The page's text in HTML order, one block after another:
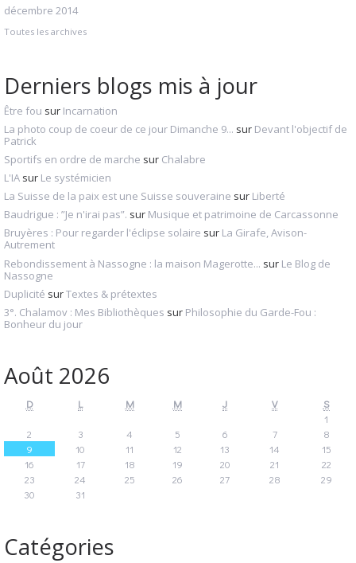
décembre 2014
Toutes les archives
Derniers blogs mis à jour
Être fou sur Incarnation
La photo coup de coeur de ce jour Dimanche 9... sur Devant l'objectif de
Patrick
Sportifs en ordre de marche sur Chalabre
L'IA sur Le systémicien
La Suisse de la paix est une Suisse souveraine sur Liberté
Baudrigue : ”Je n'irai pas”. sur Musique et patrimoine de Carcassonne
Bruyères : Pour regarder l'éclipse solaire sur La Girafe, Avison-
Autrement
Rebondissement à Nassogne : la maison Magerotte... sur Le Blog de
Nassogne
Duplicité surTextes & prétextes
3°. Chalamov : Mes Bibliothèques sur Philosophie du Garde-Fou :
Bonheur du jour
Août 2026
D L M M J V
S
1
2
3 4 5 6 7
8
9
10 11 12 13 14
15
16
17 18 19 20 21
22
23
24 25 26 27 28
29
30
31
Catégories